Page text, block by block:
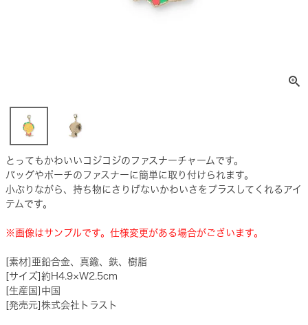
とってもかわいいコジコジのファスナーチャームです。
バッグやポーチのファスナーに簡単に取り付けられます。
小ぶりながら、持ち物にさりげないかわいさをプラスしてくれるアイ
テムです。
※画像はサンプルです。仕様変更がある場合がございます。
[素材]亜鉛合金、真鍮、鉄、樹脂
[サイズ]約H4.9×W2.5cm
[生産国]中国
[発売元]株式会社トラスト